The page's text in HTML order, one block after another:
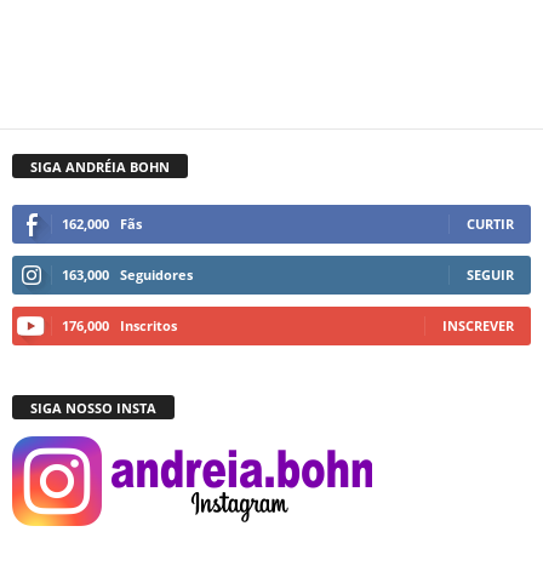
SIGA ANDRÉIA BOHN
162,000 Fãs CURTIR
163,000 Seguidores SEGUIR
176,000 Inscritos INSCREVER
SIGA NOSSO INSTA